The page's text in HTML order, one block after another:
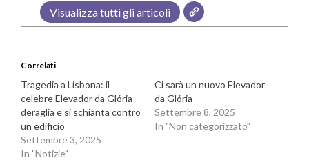
Visualizza tutti gli articoli
Correlati
Tragedia a Lisbona: il
celebre Elevador da Glória
deraglia e si schianta contro
un edificio
Settembre 3, 2025
In "Notizie"
Ci sarà un nuovo Elevador
da Glória
Settembre 8, 2025
In "Non categorizzato"